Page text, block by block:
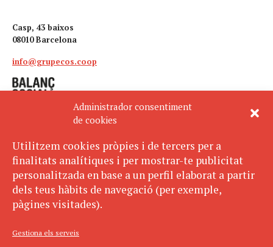
Administrador consentiment
de cookies
Utilitzem cookies pròpies i de tercers per a
finalitats analítiques i per mostrar-te publicitat
personalitzada en base a un perfil elaborat a partir
dels teus hàbits de navegació (per exemple,
pàgines visitades).
Gestiona els serveis
Casp, 43 baixos
08010 Barcelona
info@grupecos.coop
Avís legal
Política de privacitat
Política de cookies
SUBSCRIU-TE
AL BUTLLETÍ